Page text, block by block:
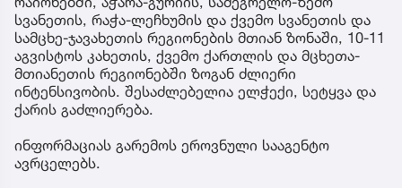
სვანეთის, რაჭა-ლეჩხუმის და ქვემო სვანეთის და
სამცხე-ჯავახეთის რეგიონების მთიან ზონაში, 10-11
აგვისტოს კახეთის, ქვემო ქართლის და მცხეთა-
მთიანეთის რეგიონებში ზოგან ძლიერი
ინტენსივობის. შესაძლებელია ელჭექი, სეტყვა და
ქარის გაძლიერება.
ინფორმაციას გარემოს ეროვნული სააგენტო
ავრცელებს.